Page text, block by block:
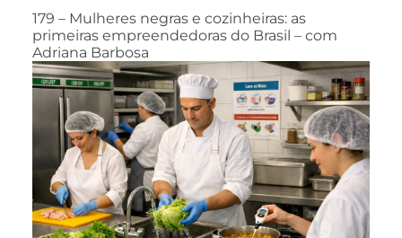
179 – Mulheres negras e cozinheiras: as
primeiras empreendedoras do Brasil – com
Adriana Barbosa